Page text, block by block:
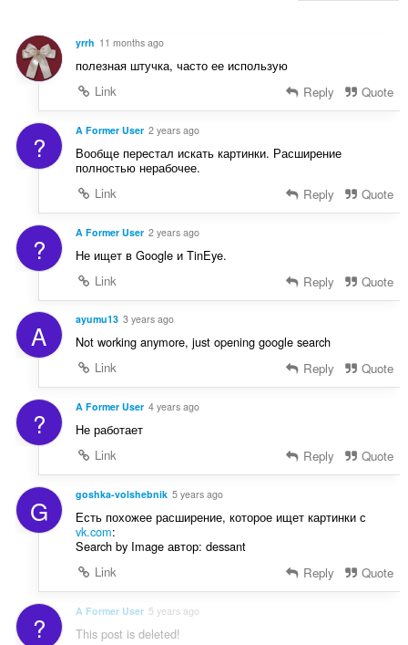
:u
l
è
r
:
u
l
g
u
è
:
yrrh 11 months ago
полезная штучка, часто ее использую
Link
Reply Quote
? A Former User 2 years ago
Вообще перестал искать картинки. Расширение
полностью нерабочее.
Link
Reply Quote
? A Former User 2 years ago
Не ищет в Google и TinEye.
Link
Reply Quote
A ayumu13 3 years ago
Not working anymore, just opening google search
Link
Reply Quote
? A Former User 4 years ago
Не работает
Link
Reply Quote
G goshka-volshebnik 5 years ago
Есть похожее расширение, которое ищет картинки с
vk.com:
Search by Image автор: dessant
Link
Reply Quote
? A Former User 5 years ago
This post is deleted!